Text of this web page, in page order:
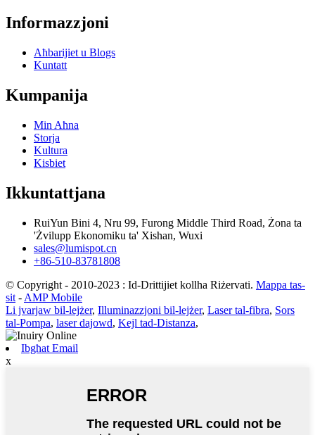
Informazzjoni
Aħbarijiet u Blogs
Kuntatt
Kumpanija
Min Aħna
Storja
Kultura
Kisbiet
Ikkuntattjana
RuiYun Bini 4, Nru 99, Furong Middle Third Road, Żona ta
'Żvilupp Ekonomiku ta' Xishan, Wuxi
sales@lumispot.cn
+86-510-83781808
© Copyright - 2010-2023 : Id-Drittijiet kollha Riżervati. Mappa tas-
sit - AMP Mobile
Li jvarjaw bil-lejżer, Illuminazzjoni bil-lejżer, Laser tal-fibra, Sors
tal-Pompa, laser dajowd, Kejl tad-Distanza,
Ibgħat Email
x